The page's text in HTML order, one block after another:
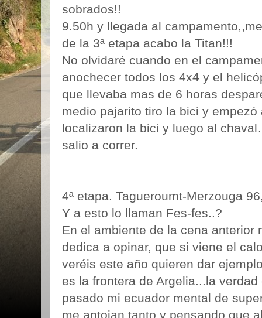
sobrados!!
9.50h y llegada al
de la 3ª etapa acabo la Titan!!!
No olvidaré cuando en el
anochecer todos los 4x4 y el
que llevaba mas de 6 horas
medio pajarito tiro la bici y
localizaron la bici y luego al
salio a correr.
4ª etapa. Tagueroumt-Merzouga
Y a esto lo llaman Fes-fes..?
En el ambiente de la cena anterior
dedica a opinar, que si viene el
veréis este año quieren dar
es la frontera de Argelia...la
pasado mi ecuador mental de
me antojan tanto y pensando que